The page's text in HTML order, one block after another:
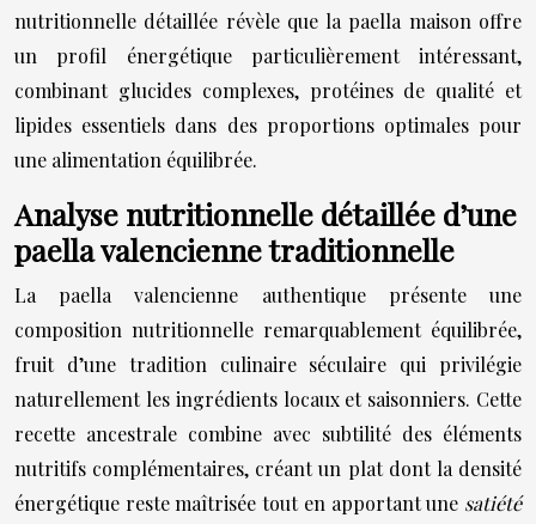
nutritionnelle détaillée révèle que la paella maison offre
un profil énergétique particulièrement intéressant,
combinant glucides complexes, protéines de qualité et
lipides essentiels dans des proportions optimales pour
une alimentation équilibrée.
Analyse nutritionnelle détaillée d’une
paella valencienne traditionnelle
La paella valencienne authentique présente une
composition nutritionnelle remarquablement équilibrée,
fruit d’une tradition culinaire séculaire qui privilégie
naturellement les ingrédients locaux et saisonniers. Cette
recette ancestrale combine avec subtilité des éléments
nutritifs complémentaires, créant un plat dont la densité
énergétique reste maîtrisée tout en apportant une satiété